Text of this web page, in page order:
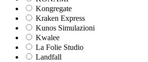
Kongregate
Kraken Express
Kunos Simulazioni
Kwalee
La Folie Studio
Landfall